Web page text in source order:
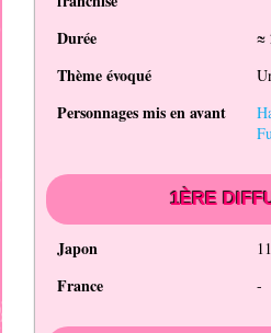
Durée ≈
Thème évoqué
Personnages mis en avant
1ÈRE
Japon
France -